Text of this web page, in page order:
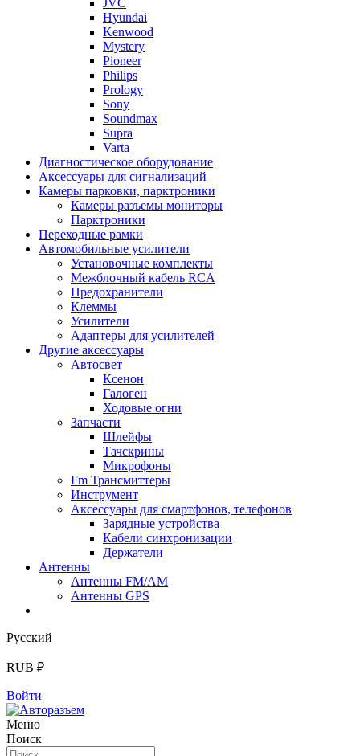
JVC
Hyundai
Kenwood
Mystery
Pioneer
Philips
Prology
Sony
Soundmax
Supra
Varta
Диагностическое оборудование
Аксессуары для сигнализаций
Камеры парковки, парктроники
Камеры разъемы мониторы
Парктроники
Переходные рамки
Автомобильные усилители
Установочные комплекты
Межблочный кабель RCA
Предохранители
Клеммы
Усилители
Адаптеры для усилителей
Другие аксессуары
Автосвет
Ксенон
Галоген
Ходовые огни
Запчасти
Шлейфы
Тачскрины
Микрофоны
Fm Трансмиттеры
Инструмент
Аксессуары для смартфонов, телефонов
Зарядные устройства
Кабели синхронизации
Держатели
Антенны
Антенны FM/AM
Антенны GPS
Русский
RUB ₽
Войти
Меню
Поиск